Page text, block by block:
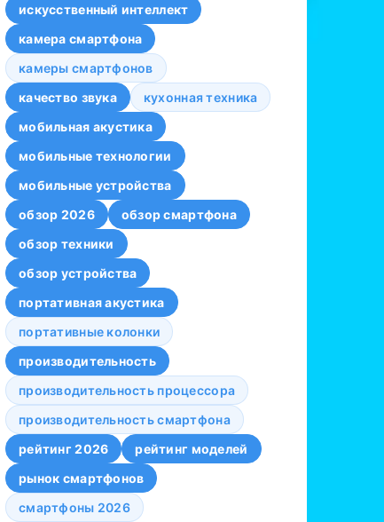
искусственный интеллект
камера смартфона
камеры смартфонов
качество звука
кухонная техника
мобильная акустика
мобильные технологии
мобильные устройства
обзор 2026
обзор смартфона
обзор техники
обзор устройства
портативная акустика
портативные колонки
производительность
производительность процессора
производительность смартфона
рейтинг 2026
рейтинг моделей
рынок смартфонов
смартфоны 2026